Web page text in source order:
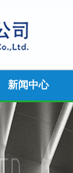
新闻中心